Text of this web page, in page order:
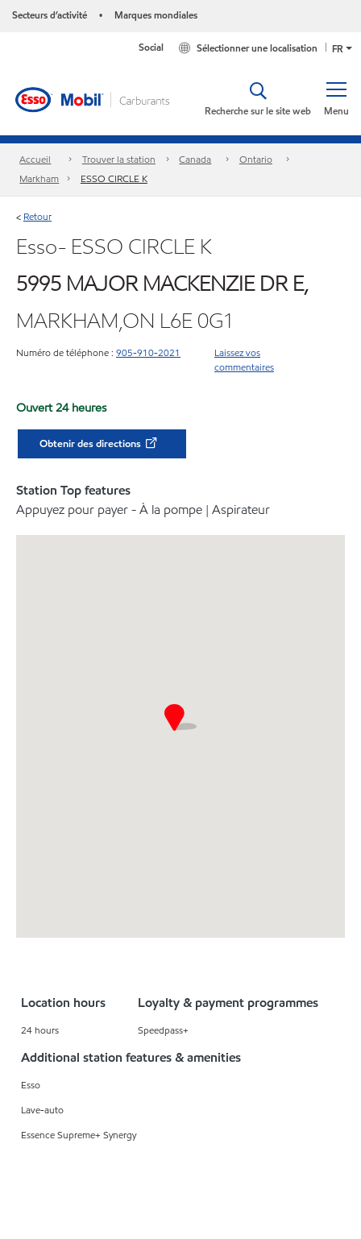
Secteurs d’activité • Marques mondiales
FR
Sélectionner une localisation
Social
Menu
Recherche sur le site web
Accueil Trouver la station Canada
Ontario
Markham
ESSO CIRCLE K
< Retour
Esso- ESSO CIRCLE K
5995 MAJOR MACKENZIE DR E,
MARKHAM,ON L6E 0G1
Numéro de téléphone : 905-910-2021
Laissez vos
commentaires
Ouvert 24 heures
Obtenir des directions
Station Top features
Appuyez pour payer - À la pompe | Aspirateur
Location hours
24 hours
Loyalty & payment programmes
Speedpass+
Additional station features & amenities
Esso
Lave-auto
Essence Supreme+ Synergy